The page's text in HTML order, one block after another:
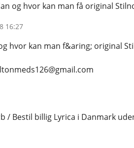
og hvor kan man få original
16:27
hvor kan man f&aring; original
/ Bestil billig Lyrica i Danmark